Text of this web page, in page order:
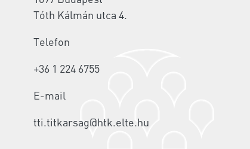
Tóth Kálmán utca 4.
Telefon
+36 1 224 6755
E-mail
tti.titkarsag@htk.elte.hu